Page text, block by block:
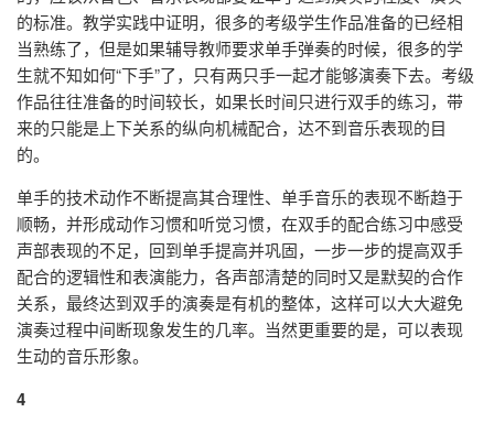
的标准。教学实践中证明，很多的考级学生作品准备的已经相
当熟练了，但是如果辅导教师要求单手弹奏的时候，很多的学
生就不知如何“下手”了，只有两只手一起才能够演奏下去。考级
作品往往准备的时间较长，如果长时间只进行双手的练习，带
来的只能是上下关系的纵向机械配合，达不到音乐表现的目
的。
单手的技术动作不断提高其合理性、单手音乐的表现不断趋于
顺畅，并形成动作习惯和听觉习惯，在双手的配合练习中感受
声部表现的不足，回到单手提高并巩固，一步一步的提高双手
配合的逻辑性和表演能力，各声部清楚的同时又是默契的合作
关系，最终达到双手的演奏是有机的整体，这样可以大大避免
演奏过程中间断现象发生的几率。当然更重要的是，可以表现
生动的音乐形象。
4